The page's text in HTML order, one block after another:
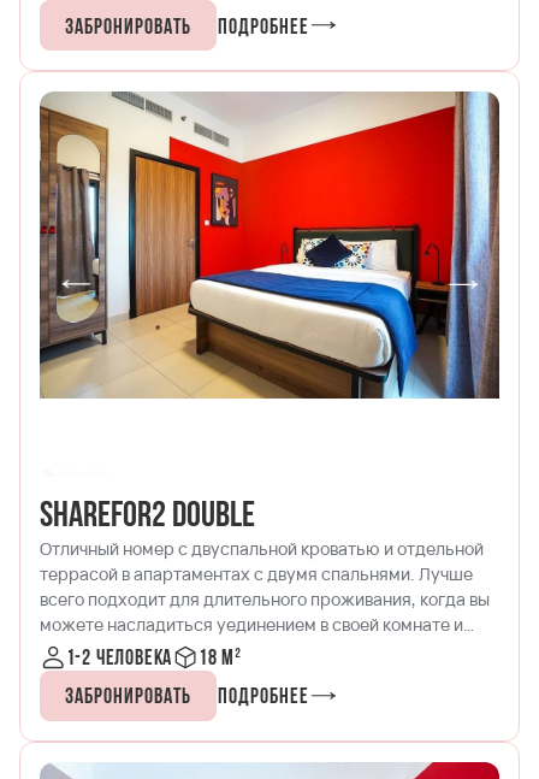
Забронировать
Подробнее
ShareFor2 Double
Отличный номер с двуспальной кроватью и отдельной
террасой в апартаментах с двумя спальнями. Лучше
всего подходит для длительного проживания, когда вы
можете насладиться уединением в своей комнате и
пообщаться с другом в обеденной зоне!
1-2 человека
18 м²
Забронировать
Подробнее